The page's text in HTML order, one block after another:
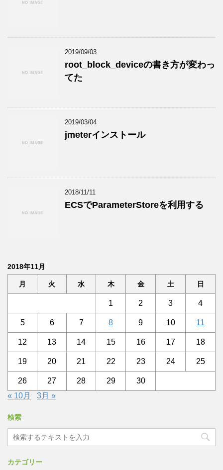
2019/09/03
root_block_deviceの書き方が変わっ
てた
2019/03/04
jmeterインストール
2018/11/11
ECSでParameterStoreを利用する
2018年11月
月 火 水 木 金 土 日
1 2 3 4
5 6 7 8 9 10 11
12 13 14 15 16 17 18
19 20 21 22 23 24 25
26 27 28 29
30
« 10月
3月 »
検索
カテゴリー